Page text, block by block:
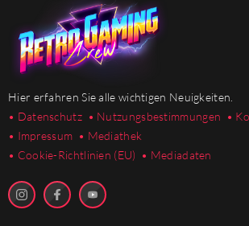
Hier erfahren Sie alle wichtigen Neuigkeiten.
• Datenschutz • Nutzungsbestimmungen •
• Impressum • Mediathek
• Cookie-Richtlinien (EU) • Mediadaten